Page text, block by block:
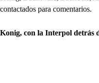
contactados para comentarios.
Konig, con la Interpol detrás